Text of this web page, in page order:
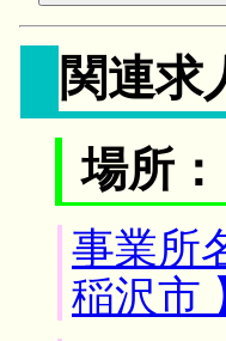
関連求
場所
事業所
稲沢市